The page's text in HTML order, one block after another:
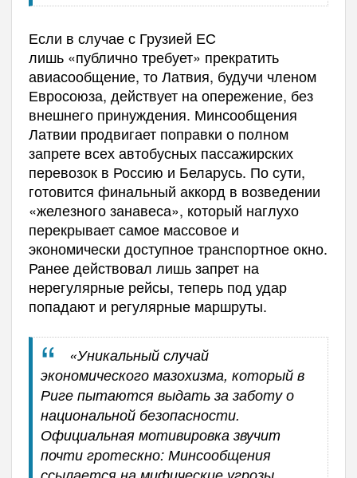
Если в случае с Грузией ЕС
лишь «публично требует» прекратить
авиасообщение, то Латвия, будучи членом
Евросоюза, действует на опережение, без
внешнего принуждения. Минсообщения
Латвии продвигает поправки о полном
запрете всех автобусных пассажирских
перевозок в Россию и Беларусь. По сути,
готовится финальный аккорд в возведении
«железного занавеса», который наглухо
перекрывает самое массовое и
экономически доступное транспортное окно.
Ранее действовал лишь запрет на
нерегулярные рейсы, теперь под удар
попадают и регулярные маршруты.
«Уникальный случай
экономического мазохизма, который в
Риге пытаются выдать за заботу о
национальной безопасности.
Официальная мотивировка звучит
почти гротескно: Минсообщения